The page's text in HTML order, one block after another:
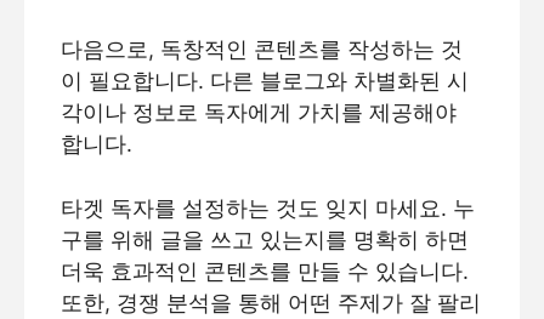
다음으로, 독창적인 콘텐츠를 작성하는 것
이 필요합니다. 다른 블로그와 차별화된 시
각이나 정보로 독자에게 가치를 제공해야
합니다.
타겟 독자를 설정하는 것도 잊지 마세요. 누
구를 위해 글을 쓰고 있는지를 명확히 하면
더욱 효과적인 콘텐츠를 만들 수 있습니다.
또한, 경쟁 분석을 통해 어떤 주제가 잘 팔리